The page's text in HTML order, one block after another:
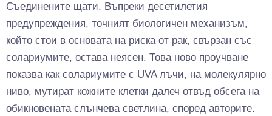
Съединените щати. Въпреки десетилетия
предупреждения, точният биологичен механизъм,
който стои в основата на риска от рак, свързан със
солариумите, остава неясен. Това ново проучване
показва как солариумите с UVA лъчи, на молекулярно
ниво, мутират кожните клетки далеч отвъд обсега на
обикновената слънчева светлина, според авторите.